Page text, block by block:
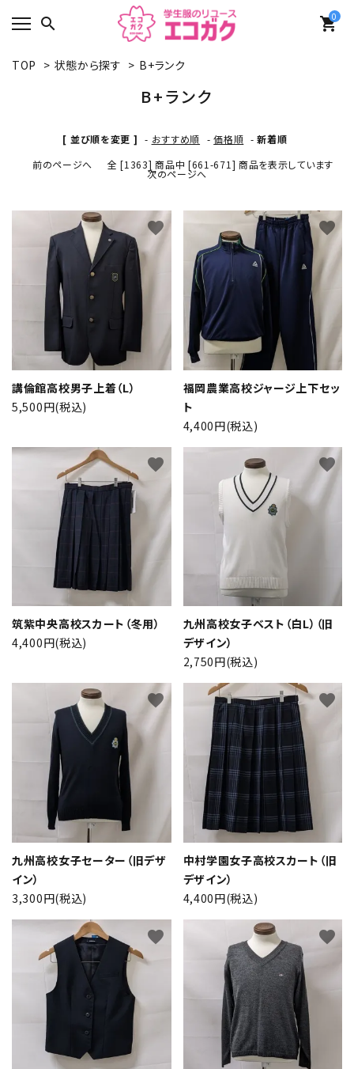
search 0
shopping_cart
TOP > 状態から探す > B+ランク
B+ランク
[ 並び順を変更 ] - おすすめ順 -価格順 -新着順
前のページへ
全 [1363] 商品中 [661-671] 商品を表示しています
次のページへ
講倫館高校男子上着（L）
5,500円(税込)
favorite
福岡農業高校ジャージ上下セッ
ト
4,400円(税込)
favorite
筑紫中央高校スカート（冬用）
4,400円(税込)
favorite
九州高校女子ベスト（白L）（旧
デザイン）
2,750円(税込)
favorite
九州高校女子セーター（旧デザ
イン）
3,300円(税込)
favorite
中村学園女子高校スカート（旧
デザイン）
4,400円(税込)
favorite
favorite favorite
キーワード
カテゴリー